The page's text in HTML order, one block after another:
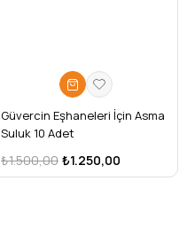
Güvercin Eşhaneleri İçin Asma
Suluk 10 Adet
₺1.250,00
₺1.500,00